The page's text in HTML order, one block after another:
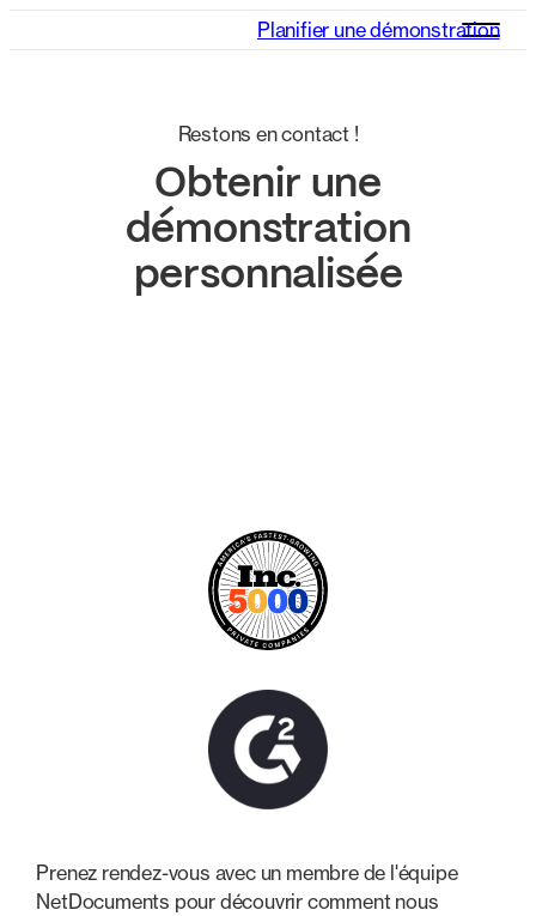
Planifier une démonstration
Restons en contact !
Obtenir une
démonstration
personnalisée
Prenez rendez-vous avec un membre de l'équipe
NetDocuments pour découvrir comment nous